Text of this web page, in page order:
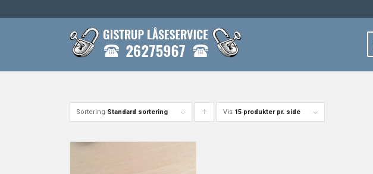
Sortering Standard sortering Click
Vis 15 produkter pr. side